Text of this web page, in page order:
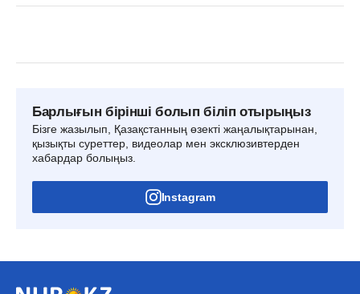
Барлығын бірінші болып біліп отырыңыз
Бізге жазылып, Қазақстанның өзекті жаңалықтарынан,
қызықты суреттер, видеолар мен эксклюзивтерден
хабардар болыңыз.
Instagram